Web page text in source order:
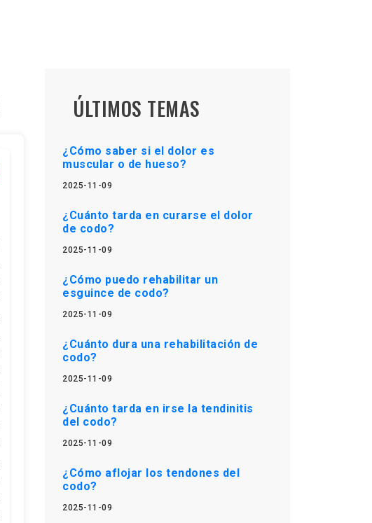
ÚLTIMOS TEMAS
¿Cómo saber si el dolor es
muscular o de hueso?
2025-11-09
¿Cuánto tarda en curarse el dolor
de codo?
2025-11-09
¿Cómo puedo rehabilitar un
esguince de codo?
2025-11-09
¿Cuánto dura una rehabilitación de
codo?
2025-11-09
¿Cuánto tarda en irse la tendinitis
del codo?
2025-11-09
¿Cómo aflojar los tendones del
codo?
2025-11-09